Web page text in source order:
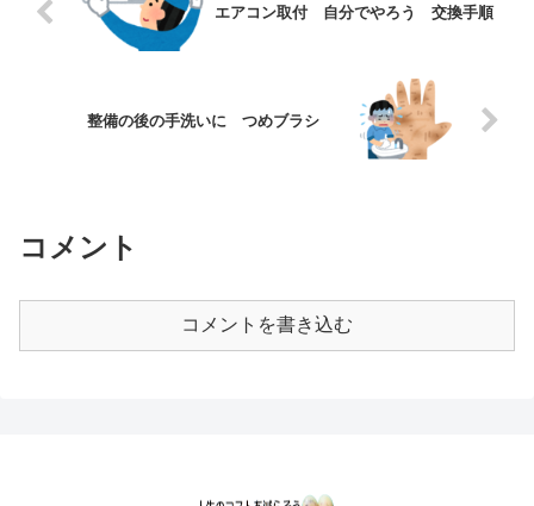
エアコン取付 自分でやろう 交換手順
整備の後の手洗いに つめブラシ
コメント
コメントを書き込む